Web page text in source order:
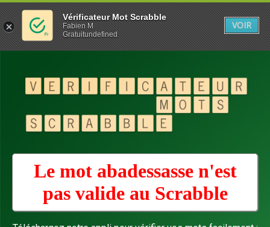
Le mot abadessasse n'est
pas valide au Scrabble
Vérificateur Mot Scrabble
Fabien M
Gratuitundefined
VOIR